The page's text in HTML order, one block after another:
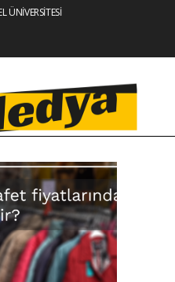
ÜNİVERSİTESİ